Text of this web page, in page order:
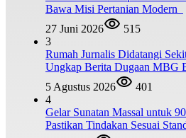
Bawa Misi Pertanian Modern
27 Juni 2026
515
3
Rumah Jurnalis Didatangi
Ungkap Berita Dugaan MBG
5 Agustus 2026
401
4
Gelar Sunatan Massal untuk
Pastikan Tindakan Sesuai